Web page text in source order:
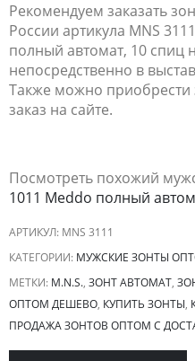
Рекомендуем заказать
России артикула MNS
полный автомат, 10 спиц
непосредственно в
Также можно
заказ на сайте.
Посмотреть похожий
1011 Meddo полный
АРТИКУЛ: MNS 3111
КАТЕГОРИИ: МУЖСКИЕ ЗОНТЫ
МЕТКИ: M.N.S., ЗОНТ АВТОМАТ,
ОПТОМ ДЕШЕВО, КУПИТЬ ЗОНТЫ,
ПРОДАЖА ЗОНТОВ ОПТОМ С